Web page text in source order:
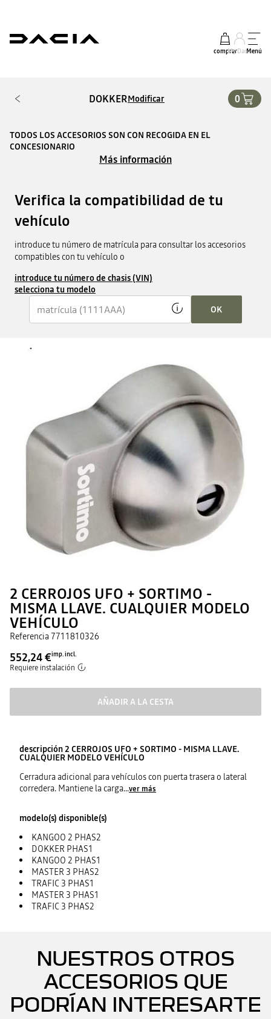
comprarMy DaciaMenú
DOKKERModificar 0
TODOS LOS ACCESORIOS SON CON RECOGIDA EN EL
CONCESIONARIO
Más información
Verifica la compatibilidad de tu
vehículo
introduce tu número de matrícula para consultar los accesorios
compatibles con tu vehículo o
introduce tu número de chasis (VIN)
selecciona tu modelo
OK
2 CERROJOS UFO + SORTIMO -
MISMA LLAVE. CUALQUIER MODELO
VEHÍCULO
Referencia7711810326
552,24 €imp. incl.
Requiere instalación
AÑADIR A LA CESTA
descripción2 CERROJOS UFO + SORTIMO - MISMA LLAVE.
CUALQUIER MODELO VEHÍCULO
Cerradura adicional para vehículos con puerta trasera o lateral
corredera. Mantiene la carga...ver más
modelo(s) disponible(s)
KANGOO 2 PHAS2
DOKKER PHAS1
KANGOO 2 PHAS1
MASTER 3 PHAS2
TRAFIC 3 PHAS1
MASTER 3 PHAS1
TRAFIC 3 PHAS2
NUESTROS OTROS
ACCESORIOS QUE
PODRÍAN INTERESARTE